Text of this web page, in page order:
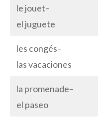
le jouet–
el juguete
les congés–
las vacaciones
la promenade–
el paseo